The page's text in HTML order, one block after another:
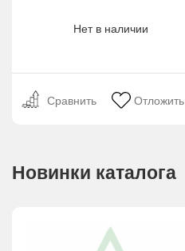
Нет в наличии
Сравнить Отложить
Новинки каталога